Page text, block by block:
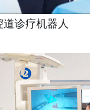
诊疗机器人